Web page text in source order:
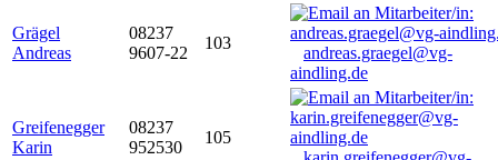
Grägel
Andreas
08237
9607-22
103
andreas.graegel@vg-
aindling.de
Greifenegger
Karin
08237
952530
105